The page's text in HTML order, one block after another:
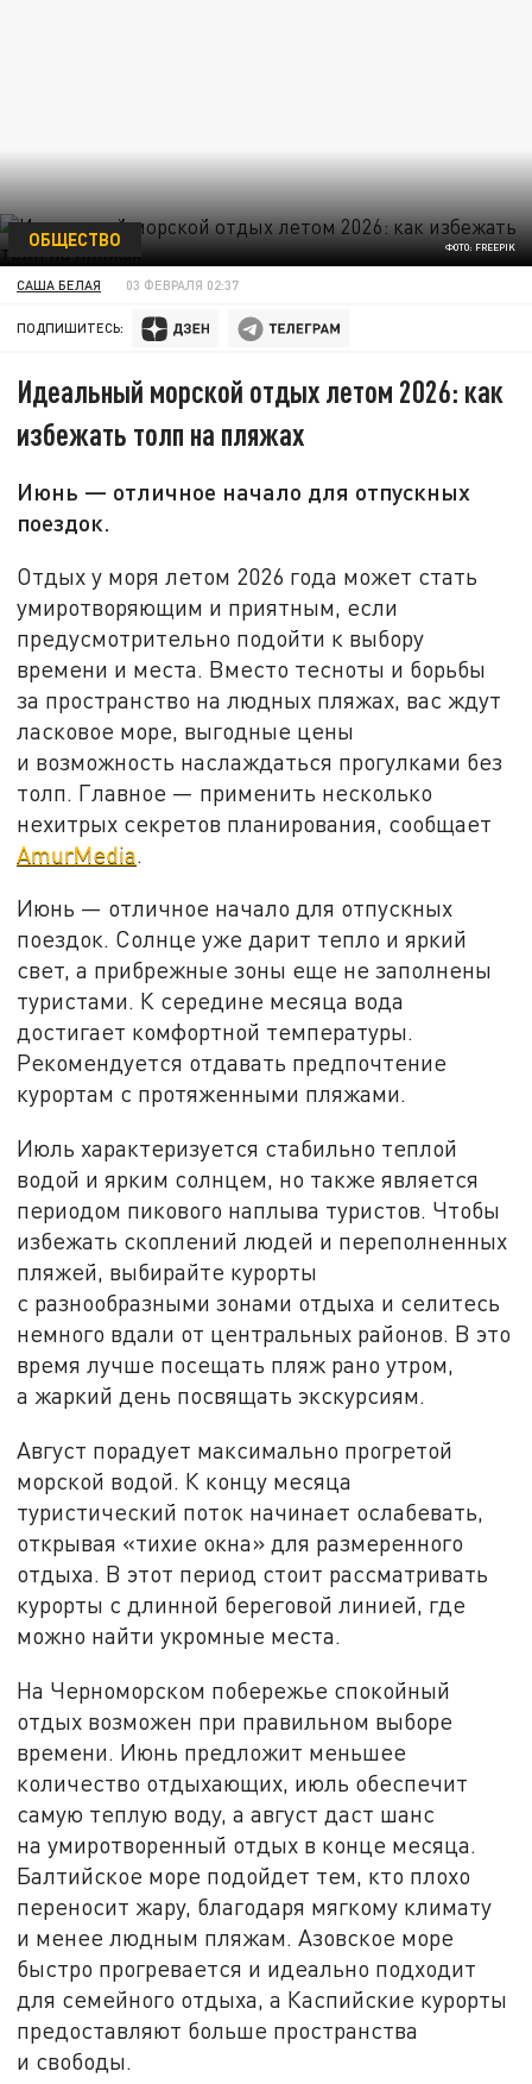
ФОТО: FREEPIK
ОБЩЕСТВО
САША БЕЛАЯ 03 ФЕВРАЛЯ 02:37
ПОДПИШИТЕСЬ:
Идеальный морской отдых летом 2026: как
избежать толп на пляжах
Июнь — отличное начало для отпускных
поездок.
Отдых у моря летом 2026 года может стать
умиротворяющим и приятным, если
предусмотрительно подойти к выбору
времени и места. Вместо тесноты и борьбы
за пространство на людных пляжах, вас ждут
ласковое море, выгодные цены
и возможность наслаждаться прогулками без
толп. Главное — применить несколько
нехитрых секретов планирования, сообщает
AmurMedia.
Июнь — отличное начало для отпускных
поездок. Солнце уже дарит тепло и яркий
свет, а прибрежные зоны еще не заполнены
туристами. К середине месяца вода
достигает комфортной температуры.
Рекомендуется отдавать предпочтение
курортам с протяженными пляжами.
Июль характеризуется стабильно теплой
водой и ярким солнцем, но также является
периодом пикового наплыва туристов. Чтобы
избежать скоплений людей и переполненных
пляжей, выбирайте курорты
с разнообразными зонами отдыха и селитесь
немного вдали от центральных районов. В это
время лучше посещать пляж рано утром,
а жаркий день посвящать экскурсиям.
Август порадует максимально прогретой
морской водой. К концу месяца
туристический поток начинает ослабевать,
открывая «тихие окна» для размеренного
отдыха. В этот период стоит рассматривать
курорты с длинной береговой линией, где
можно найти укромные места.
На Черноморском побережье спокойный
отдых возможен при правильном выборе
времени. Июнь предложит меньшее
количество отдыхающих, июль обеспечит
самую теплую воду, а август даст шанс
на умиротворенный отдых в конце месяца.
Балтийское море подойдет тем, кто плохо
переносит жару, благодаря мягкому климату
и менее людным пляжам. Азовское море
быстро прогревается и идеально подходит
для семейного отдыха, а Каспийские курорты
предоставляют больше пространства
и свободы.